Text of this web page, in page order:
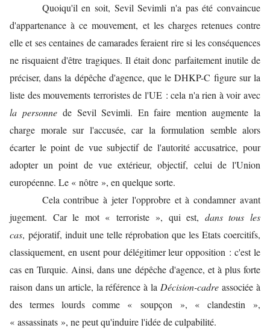
Quoiqu'il en soit, Sevil Sevimli n'a pas été convaincue
d'appartenance à ce mouvement, et les charges retenues contre
elle et ses centaines de camarades feraient rire si les conséquences
ne risquaient d'être tragiques. Il était donc parfaitement inutile de
préciser, dans la dépêche d'agence, que le DHKP-C figure sur la
liste des mouvements terroristes de l'UE : cela n'a rien à voir avec
la personnede Sevil Sevimli. En faire mention augmente la
charge morale sur l'accusée, car la formulation semble alors
écarter le point de vue subjectif de l'autorité accusatrice, pour
adopter un point de vue extérieur, objectif, celui de l'Union
européenne. Le « nôtre », en quelque sorte.
Cela contribue à jeter l'opprobre et à condamner avant
jugement. Car le mot « terroriste », qui est, dans tous les
cas, péjoratif, induit une telle réprobation que les Etats coercitifs,
classiquement, en usent pour délégitimer leur opposition : c'est le
cas en Turquie. Ainsi, dans une dépêche d'agence, et à plus forte
raison dans un article, la référence à la Décision-cadreassociée à
des termes lourds comme « soupçon », « clandestin »,
« assassinats », ne peut qu'induire l'idée de culpabilité.